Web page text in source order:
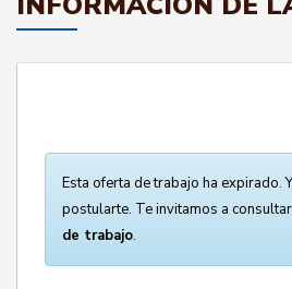
Esta oferta de trabajo ha expirado.
postularte. Te invitamos a
de trabajo.